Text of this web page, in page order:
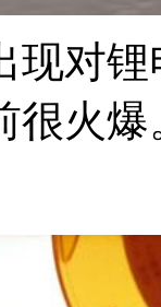
现对
很火爆